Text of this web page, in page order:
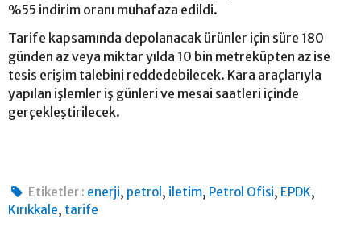
%55 indirim oranı muhafaza edildi.
Tarife kapsamında depolanacak ürünler için süre 180
günden az veya miktar yılda 10 bin metreküpten az ise
tesis erişim talebini reddedebilecek. Kara araçlarıyla
yapılan işlemler iş günleri ve mesai saatleri içinde
gerçekleştirilecek.
Etiketler : enerji, petrol , iletim, Petrol Ofisi, EPDK,
Kırıkkale, tarife